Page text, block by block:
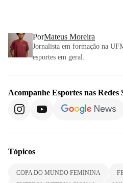
PorMateus Moreira
Jornalista em formação na
esportes em geral.
Acompanhe Esportes nas Redes
Tópicos
COPA DO MUNDO FEMININA